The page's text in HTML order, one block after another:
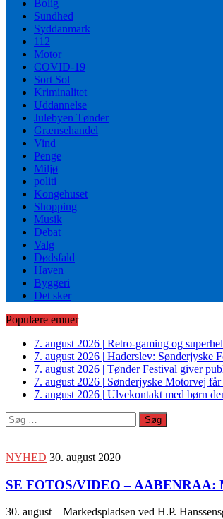
Bolig
Sundhed
Syddanmark
112
Motor
COVID-19
Sort Sol
Kriminalitet
Uddannelse
Julebyen Tønder
Grænsehandel
Vind
Penge
Miljø
politi
Kongehuset
Shopping
Musik
Debat
Valg
Dødsfald
Haven
Byggeri
Det sker
Populære emner
7. august 2026 | Retro-gaming og
7. august 2026 | Haderslev: Sønderjyske
7. august 2026 | Tønder Festival giver
7. august 2026 | Sønderjyske Motorvej
7. august 2026 | Ulvekontakt med børn
Søg
efter:
NYHED 30. august 2020
SE FOTOS/VIDEO – AABENRAA:
30. august – Markedspladsen ved H.P.